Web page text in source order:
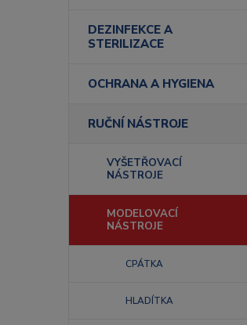
DEZINFEKCE A
STERILIZACE
OCHRANA A HYGIENA
RUČNÍ NÁSTROJE
VYŠETŘOVACÍ
NÁSTROJE
MODELOVACÍ
NÁSTROJE
CPÁTKA
HLADÍTKA